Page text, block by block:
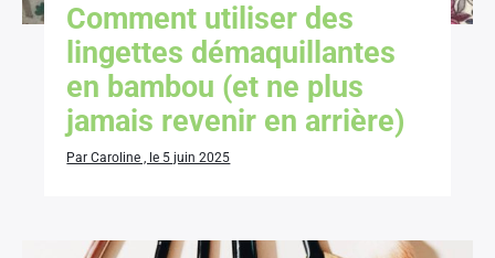
Comment utiliser des
lingettes démaquillantes
en bambou (et ne plus
jamais revenir en arrière)
Par Caroline , le 5 juin 2025